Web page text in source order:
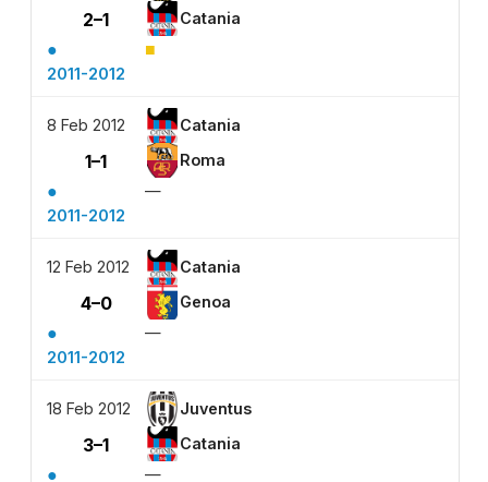
2–1 Catania
● ■
2011-2012
8 Feb 2012 Catania
1–1 Roma
●
—
2011-2012
12 Feb 2012 Catania
4–0 Genoa
●
—
2011-2012
18 Feb 2012 Juventus
3–1 Catania
●
—